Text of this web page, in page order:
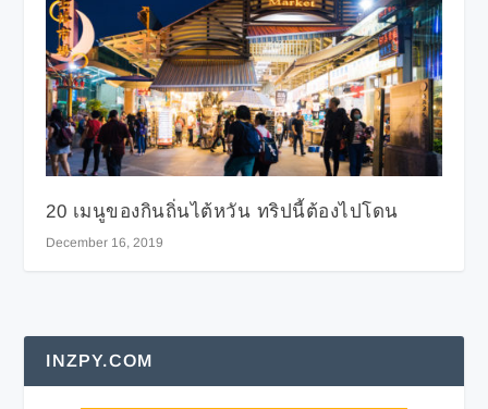
20 เมนูของกินถิ่นไต้หวัน ทริปนี้ต้องไปโดน
December 16, 2019
INZPY.COM